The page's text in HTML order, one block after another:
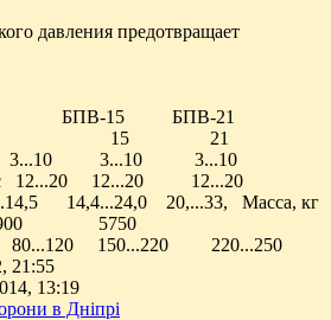
давления предотвращает
15 БПВ-21
,м 9 15 21
см 3...10 3...10 3...10
час 12...20 12...20 12...20
14,4...24,0 20,...33, Масса, кг
5750
80...120 150...220 220...250
21:55
13:19
в Дніпрі